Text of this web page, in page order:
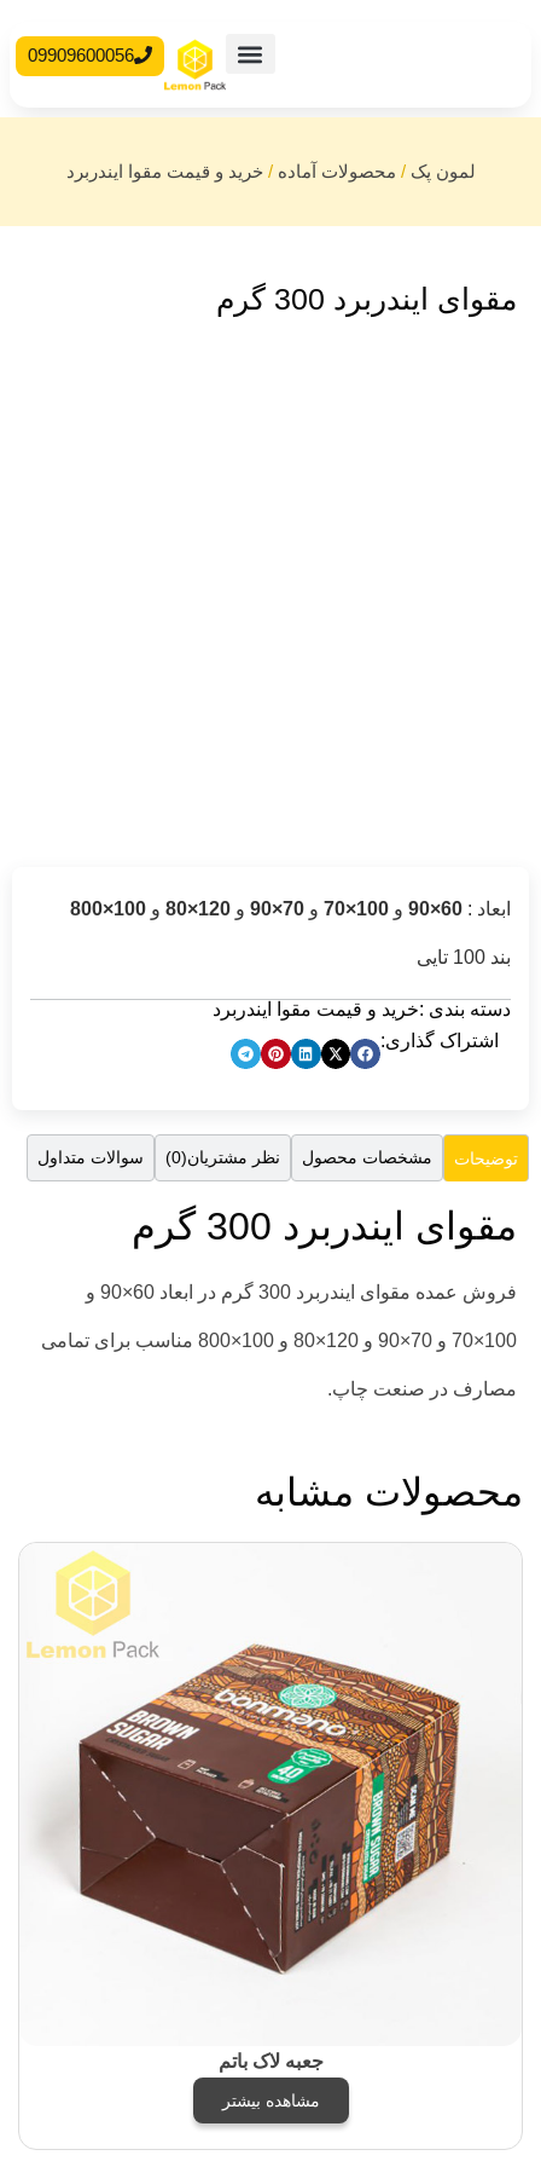
09909600056
لمون پک / محصولات آماده / خرید و قیمت مقوا ایندربرد
مقوای ایندربرد 300 گرم
ابعاد : 60×90 و 100×70 و 70×90 و 120×80 و 100×800
بند 100 تایی
دسته بندی :خرید و قیمت مقوا ایندربرد
اشتراک گذاری:
توضیحات مشخصات محصول نظر مشتریان(0) سوالات متداول
مقوای ایندربرد 300 گرم
فروش عمده مقوای ایندربرد 300 گرم در ابعاد 60×90 و
100×70 و 70×90 و 120×80 و 100×800 مناسب برای تمامی
مصارف در صنعت چاپ.
محصولات مشابه
جعبه لاک باتم
مشاهده بیشتر